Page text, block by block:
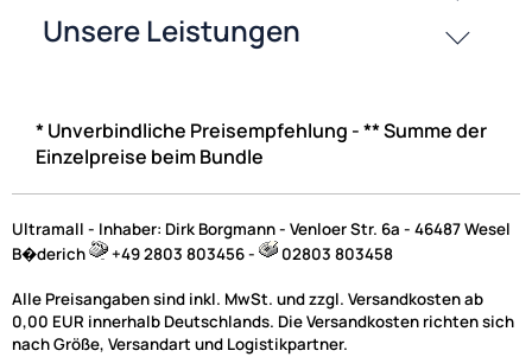
* Unverbindliche Preisempfehlung - ** Summe der
Einzelpreise beim Bundle
Ultramall - Inhaber: Dirk Borgmann - Venloer Str. 6a - 46487 Wesel
B�derich
+49 2803 803456 - 02803 803458
Alle Preisangaben sind inkl. MwSt. und zzgl. Versandkosten ab
0,00 EUR innerhalb Deutschlands. Die Versandkosten richten sich
nach Größe, Versandart und Logistikpartner.